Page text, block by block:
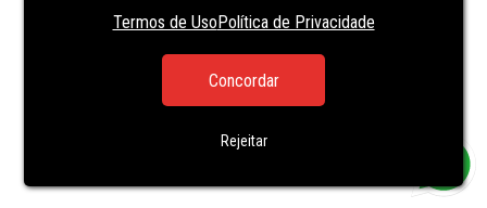
Termos de UsoPolítica de Privacidade
Concordar
Rejeitar